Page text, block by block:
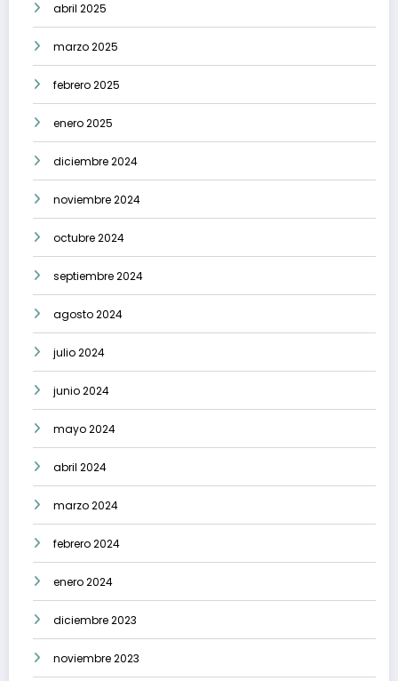
abril 2025
marzo 2025
febrero 2025
enero 2025
diciembre 2024
noviembre 2024
octubre 2024
septiembre 2024
agosto 2024
julio 2024
junio 2024
mayo 2024
abril 2024
marzo 2024
febrero 2024
enero 2024
diciembre 2023
noviembre 2023